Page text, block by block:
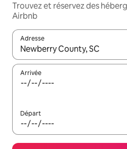
Trouvez et réservez des
Airbnb
Adresse
Lorsque les résultats
Arrivée
Départ